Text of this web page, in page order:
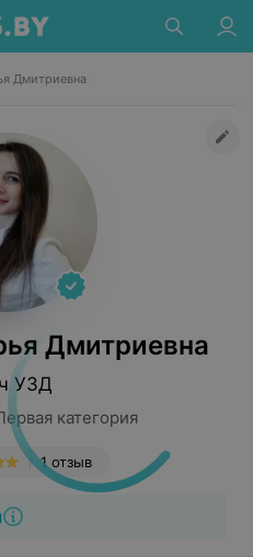
Дмитриевна
Дмитриевна
УЗД
категория
1 отзыв